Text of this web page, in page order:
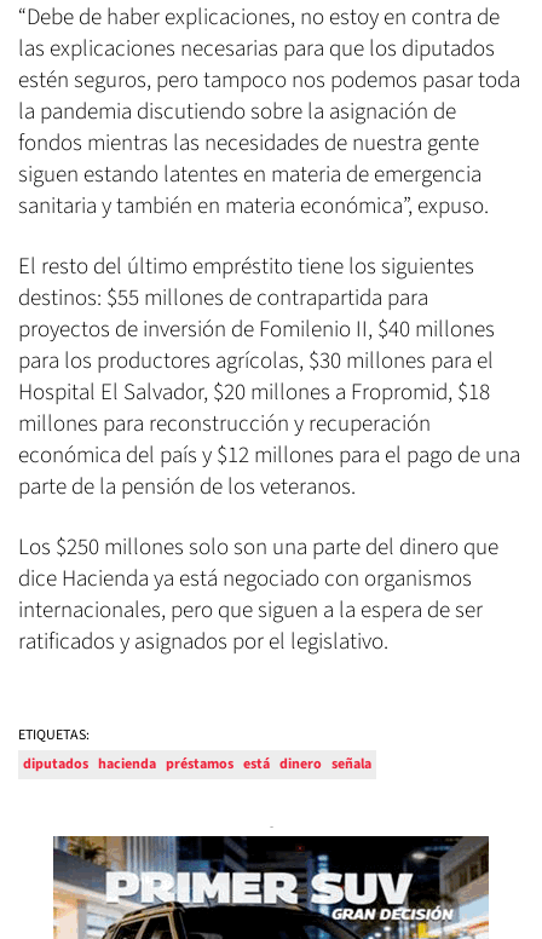
“Debe de haber explicaciones, no estoy en contra de
las explicaciones necesarias para que los diputados
estén seguros, pero tampoco nos podemos pasar toda
la pandemia discutiendo sobre la asignación de
fondos mientras las necesidades de nuestra gente
siguen estando latentes en materia de emergencia
sanitaria y también en materia económica”, expuso.
El resto del último empréstito tiene los siguientes
destinos: $55 millones de contrapartida para
proyectos de inversión de Fomilenio II, $40 millones
para los productores agrícolas, $30 millones para el
Hospital El Salvador, $20 millones a Fropromid, $18
millones para reconstrucción y recuperación
económica del país y $12 millones para el pago de una
parte de la pensión de los veteranos.
Los $250 millones solo son una parte del dinero que
dice Hacienda ya está negociado con organismos
internacionales, pero que siguen a la espera de ser
ratificados y asignados por el legislativo.
ETIQUETAS:
diputados hacienda préstamos está dinero señala